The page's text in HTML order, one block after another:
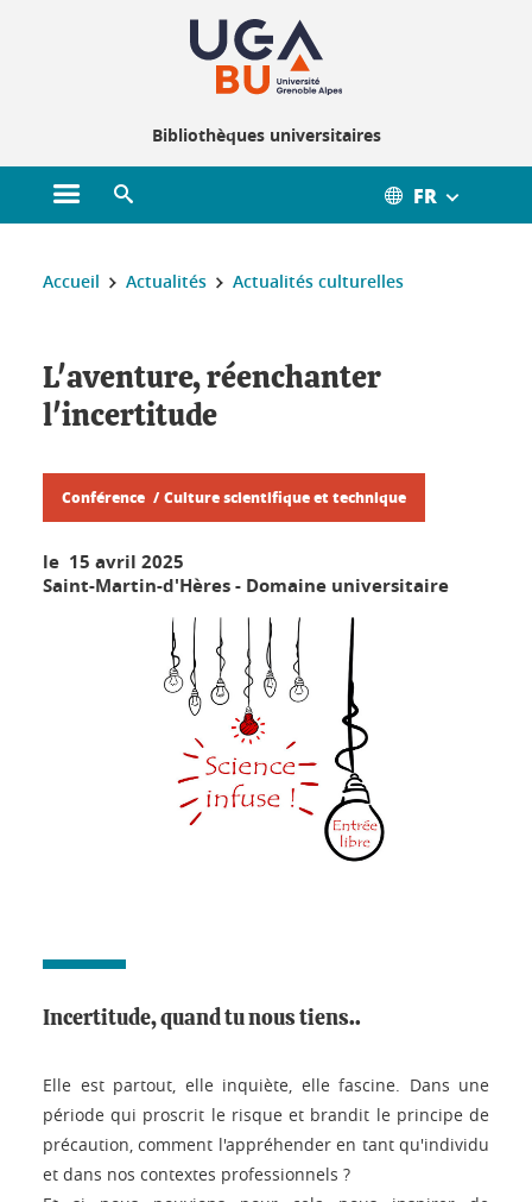
Bibliothèques universitaires
Ouvrir le menu principal FR
Vous êtes ici :
Accueil Actualités Actualités culturelles
L'aventure, réenchanter
l'incertitude
Conférence Culture scientifique et technique
le 15 avril 2025
Saint-Martin-d'Hères - Domaine universitaire
Incertitude, quand tu nous tiens..
Elle est partout, elle inquiète, elle fascine. Dans une
période qui proscrit le risque et brandit le principe de
précaution, comment l'appréhender en tant qu'individu
et dans nos contextes professionnels ?